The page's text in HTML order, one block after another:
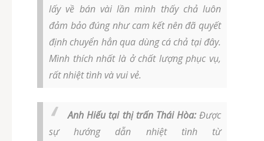
lấy về bán vài lần mình thấy chả luôn
đảm bảo đúng như cam kết nên đã quyết
định chuyển hẳn qua dùng cá chả tại đây.
Mình thích nhất là ở chất lượng phục vụ,
rất nhiệt tình và vui vẻ.
Anh Hiếu tại thị trấn Thái Hòa:Được
sự hướng dẫn nhiệt tình từ